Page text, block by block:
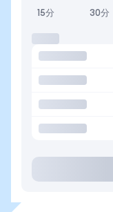
15分 30分